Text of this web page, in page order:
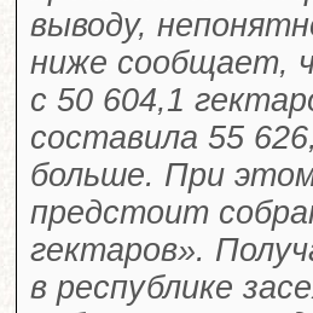
выводу,
ниже сообщает,
с 50 604,1
составила 55
больше. При
предстоит
гектаров».
в республике